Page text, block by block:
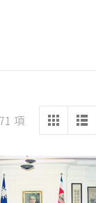
項 Sorted
latest